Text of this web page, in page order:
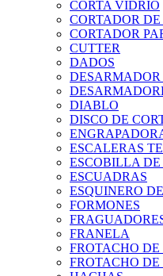
CORTA VIDRIO
CORTADOR
CORTADOR
CUTTER
DADOS
DESARMADOR
DIABLO
DISCO DE
ESCALERAS
ESCOBILLA DE
ESCUADRAS
ESQUINERO
FORMONES
FRANELA
FROTACHO
FROTACHO DE